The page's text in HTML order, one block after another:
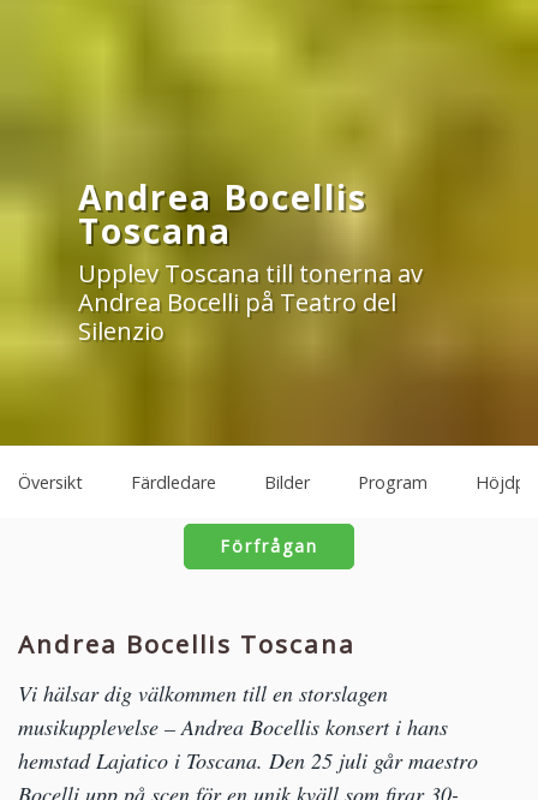
Andrea Bocellis
Toscana
Upplev Toscana till tonerna av
Andrea Bocelli på Teatro del
Silenzio
Översikt Färdledare Bilder Program
Förfrågan
Andrea Bocellis Toscana
Vi hälsar dig välkommen till en storslagen
musikupplevelse – Andrea Bocellis konsert i hans
hemstad Lajatico i Toscana. Den 25 juli går maestro
Bocelli upp på scen för en unik kväll som firar 30-